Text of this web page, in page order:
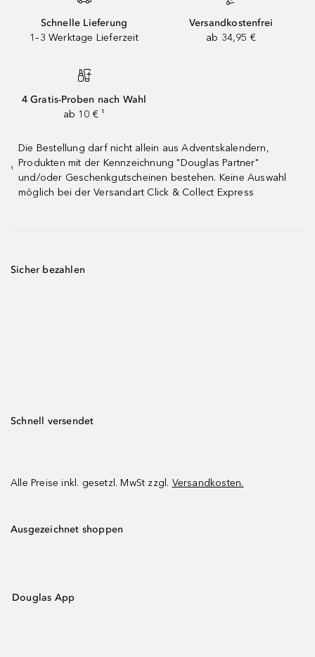
Schnelle Lieferung
1–3 Werktage Lieferzeit
Versandkostenfrei
ab 34,95 €
4 Gratis-Proben nach Wahl
ab 10 € ¹
¹
Die Bestellung darf nicht allein aus Adventskalendern,
Produkten mit der Kennzeichnung "Douglas Partner"
und/oder Geschenkgutscheinen bestehen. Keine Auswahl
möglich bei der Versandart Click & Collect Express
Sicher bezahlen
Schnell versendet
Alle Preise inkl. gesetzl. MwSt zzgl. Versandkosten.
Ausgezeichnet shoppen
Douglas App